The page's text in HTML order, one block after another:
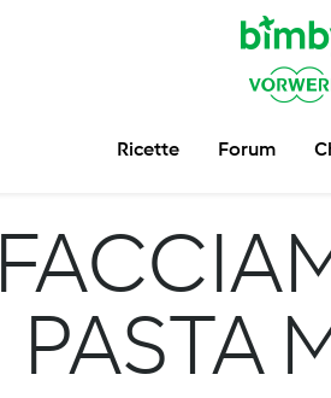
Ricette Forum
PASTA